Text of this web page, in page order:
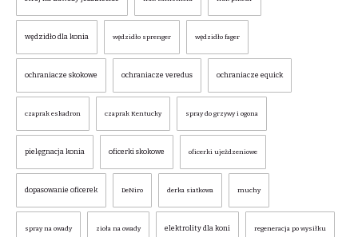
wędzidło dla konia wędzidło sprenger wędzidło fager
ochraniacze skokowe ochraniacze veredus ochraniacze equick
czaprak eskadron czaprak Kentucky spray do grzywy i ogona
pielęgnacja konia oficerki skokowe oficerki ujeżdzeniowe
dopasowanie oficerek DeNiro derka siatkowa muchy
spray na owady zioła na owady elektrolity dla koni regeneracja po wysiłku